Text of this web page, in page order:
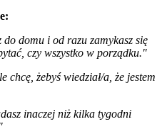
do domu i od razu zamykasz się
czy wszystko w porządku."
chcę, żebyś wiedział/a, że jestem
inaczej niż kilka tygodni